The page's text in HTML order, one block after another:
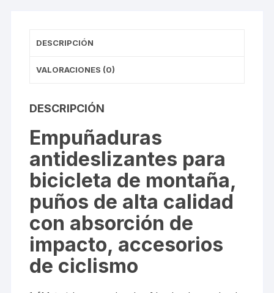
DESCRIPCIÓN
VALORACIONES (0)
DESCRIPCIÓN
Empuñaduras
antideslizantes para
bicicleta de montaña,
puños de alta calidad
con absorción de
impacto, accesorios
de ciclismo